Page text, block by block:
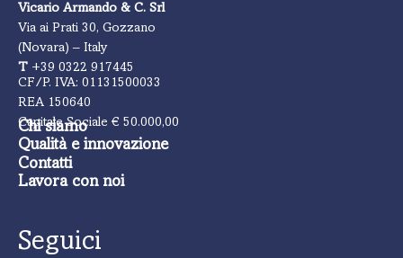
Vicario Armando & C. Srl
Via ai Prati 30, Gozzano
(Novara) – Italy
T +39 0322 917445
CF/P. IVA: 01131500033
REA 150640
Capitale Sociale € 50.000,00
Chi siamo
Qualità e innovazione
Contatti
Lavora con noi
Seguici